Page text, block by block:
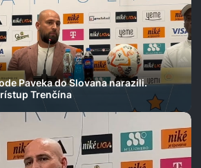
Paveka do Slovana narazili.
Trenčína